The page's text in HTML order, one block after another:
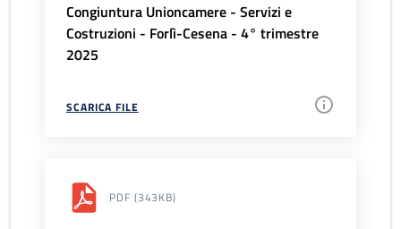
Congiuntura Unioncamere - Servizi e
Costruzioni - Forlì-Cesena - 4° trimestre
2025
SCARICA FILE
PDF (343KB)